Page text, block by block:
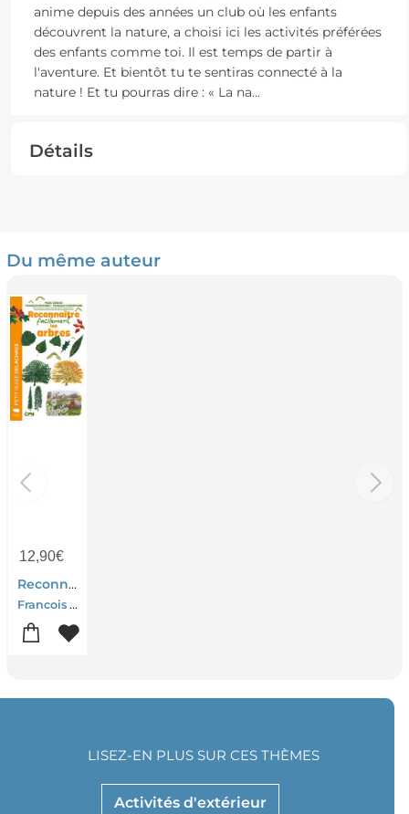
anime depuis des années un club où les enfants
découvrent la nature, a choisi ici les activités préférées
des enfants comme toi. Il est temps de partir à
l'aventure. Et bientôt tu te sentiras connecté à la
nature ! Et tu pourras dire : « La na...
Détails
Du même auteur
12,90€
Reconnaitre Facilement Les Arbres
Francois Dehondt-Marc Giraud-Francois Lenormand
Activités d'extérieur
LISEZ-EN PLUS SUR CES THÈMES